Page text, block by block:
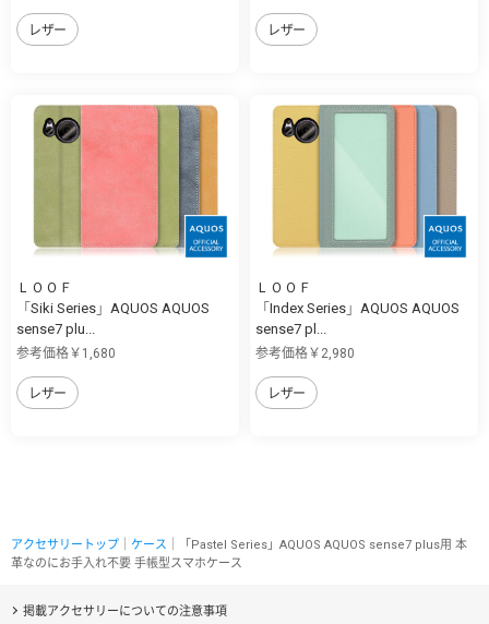
レザー レザー
ＬＯＯＦ
「Siki Series」AQUOS AQUOS
sense7 plu...
参考価格￥1,680
レザー
ＬＯＯＦ
「Index Series」AQUOS AQUOS
sense7 pl...
参考価格￥2,980
レザー
アクセサリートップ ケース ｜「Pastel Series」AQUOS AQUOS sense7 plus用 本
革なのにお手入れ不要 手帳型スマホケース
掲載アクセサリーについての注意事項